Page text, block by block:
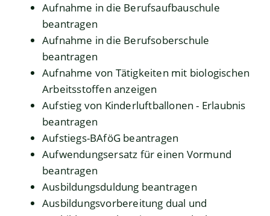
Aufnahme in die Berufsaufbauschule
beantragen
Aufnahme in die Berufsoberschule
beantragen
Aufnahme von Tätigkeiten mit biologischen
Arbeitsstoffen anzeigen
Aufstieg von Kinderluftballonen - Erlaubnis
beantragen
Aufstiegs-BAföG beantragen
Aufwendungsersatz für einen Vormund
beantragen
Ausbildungsduldung beantragen
Ausbildungsvorbereitung dual und